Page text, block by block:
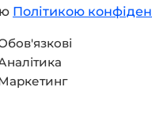
Політикою